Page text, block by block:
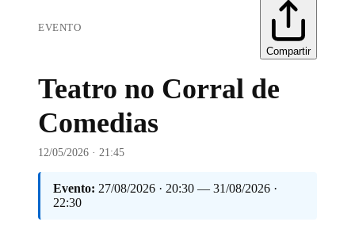
EVENTO
Compartir
Teatro no Corral de
Comedias
12/05/2026 · 21:45
Evento: 27/08/2026 · 20:30 — 31/08/2026 ·
22:30